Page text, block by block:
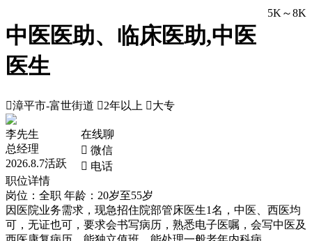
中医医助、临床医助,中医
医生
5K～8K
漳平市-富世街道 2年以上 大专
李先生
总经理
2026.8.7活跃
在线聊
 微信
 电话
职位详情
岗位：全职 年龄：20岁至55岁
因医院业务需求，现急招住院部管床医生1名，中医、西医均
可，无证也可，要求会书写病历，熟悉电子医嘱，会写中医及